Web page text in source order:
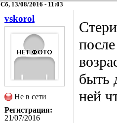
Сб, 13/08/2016 - 11:03
vskorol
Не в сети
Регистрация:
21/07/2016
быть
ней